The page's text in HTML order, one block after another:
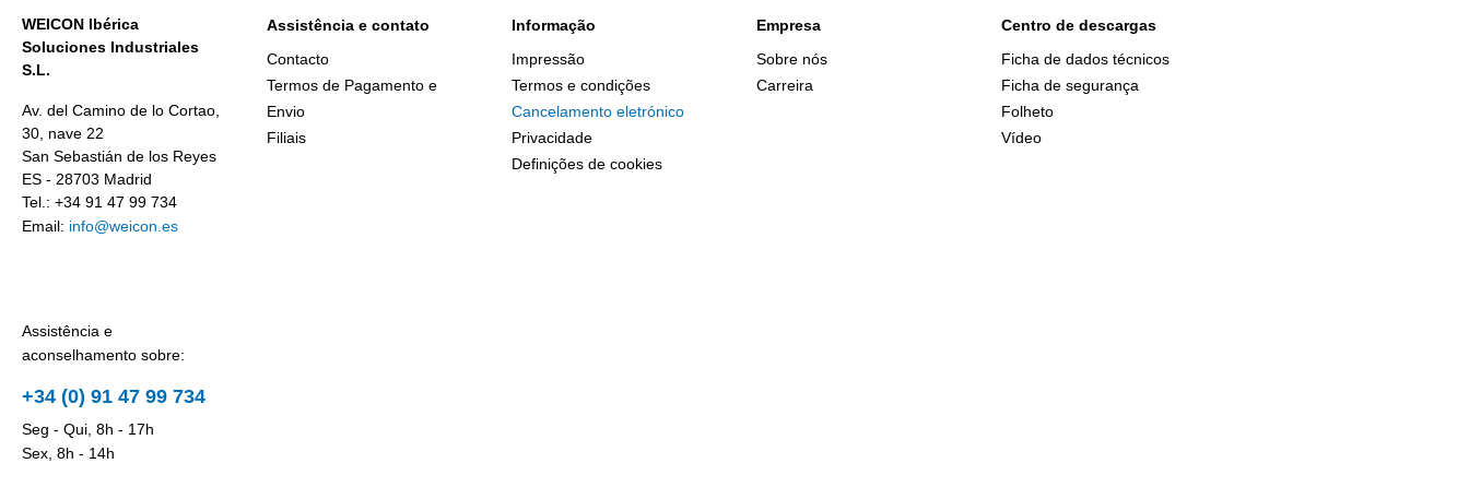
WEICON Ibérica
Soluciones Industriales
S.L.
Av. del Camino de lo Cortao,
30, nave 22
San Sebastián de los Reyes
ES - 28703 Madrid
Tel.: +34 91 47 99 734
Email: info@weicon.es
Assistência e
aconselhamento sobre:
+34 (0) 91 47 99 734
Seg - Qui, 8h - 17h
Sex, 8h - 14h
Assistência e contato
Contacto
Termos de Pagamento e
Envio
Filiais
Informação
Impressão
Termos e condições
Cancelamento eletrónico
Privacidade
Definições de cookies
Empresa
Sobre nós
Carreira
Centro de descargas
Ficha de dados técnicos
Ficha de segurança
Folheto
Vídeo